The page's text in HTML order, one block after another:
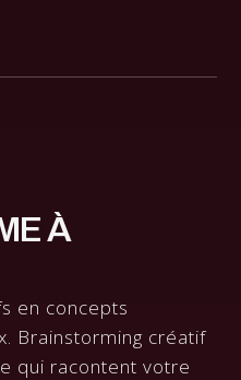
À
en concepts
Brainstorming créatif
qui racontent votre